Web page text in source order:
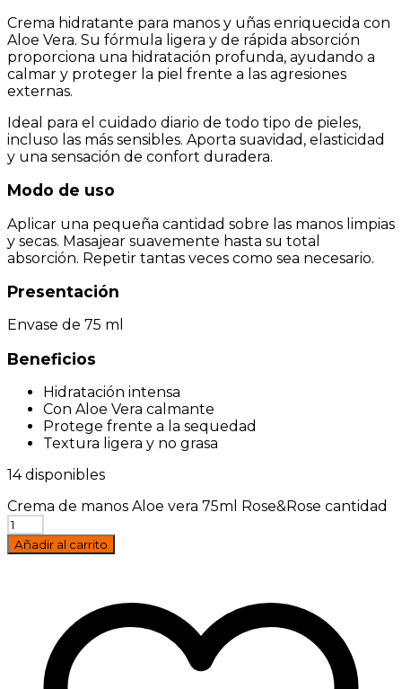
Crema hidratante para manos y uñas enriquecida con
Aloe Vera. Su fórmula ligera y de rápida absorción
proporciona una hidratación profunda, ayudando a
calmar y proteger la piel frente a las agresiones
externas.
Ideal para el cuidado diario de todo tipo de pieles,
incluso las más sensibles. Aporta suavidad, elasticidad
y una sensación de confort duradera.
Modo de uso
Aplicar una pequeña cantidad sobre las manos limpias
y secas. Masajear suavemente hasta su total
absorción. Repetir tantas veces como sea necesario.
Presentación
Envase de 75 ml
Beneficios
Hidratación intensa
Con Aloe Vera calmante
Protege frente a la sequedad
Textura ligera y no grasa
14 disponibles
Crema de manos Aloe vera 75ml Rose&Rose cantidad
Añadir al carrito